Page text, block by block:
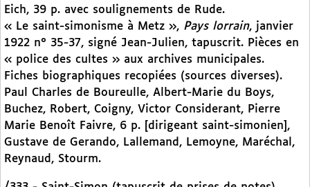
Eich, 39 p. avec soulignements de Rude.
« Le saint-simonisme à Metz », Pays lorrain, janvier
1922 n° 35-37, signé Jean-Julien, tapuscrit. Pièces en
« police des cultes » aux archives municipales.
Fiches biographiques recopiées (sources diverses).
Paul Charles de Boureulle, Albert-Marie du Boys,
Buchez, Robert, Coigny, Victor Considerant, Pierre
Marie Benoît Faivre, 6 p. [dirigeant saint-simonien],
Gustave de Gerando, Lallemand, Lemoyne, Maréchal,
Reynaud, Stourm.